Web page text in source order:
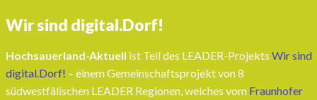
Wir sind digital.Dorf!
Hochsauerland-Aktuell ist Teil des LEADER-Projekts Wir sind
digital.Dorf! – einem Gemeinschaftsprojekt von 8
südwestfälischen LEADER Regionen, welches vom Fraunhofer